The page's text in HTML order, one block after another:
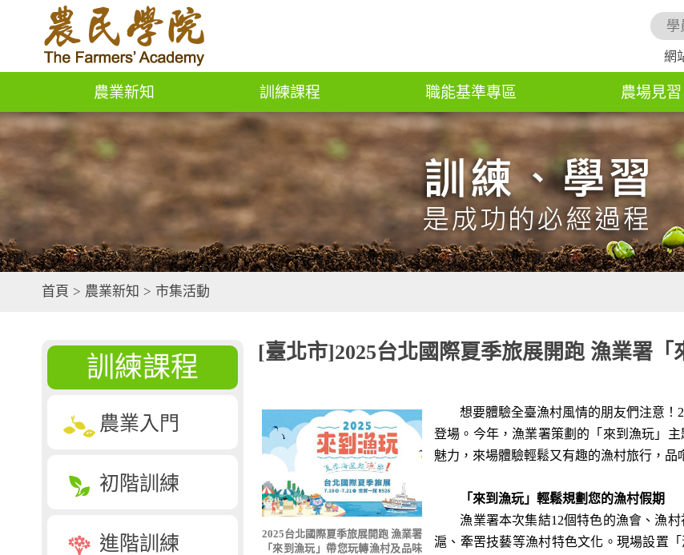
學
網
農業新知 訓練課程 職能基準專區 農場見習
首頁 > 農業新知 > 市集活動
訓練課程
農業入門
初階訓練
進階訓練
[臺北市]2025台北國際夏季旅展開跑 漁業署
2025台北國際夏季旅展開跑 漁業署
「來到漁玩」帶您玩轉漁村及品味
想要體驗全臺漁村風情的朋友們注意！
登場。今年，漁業署策劃的「來到漁玩」
魅力，來場體驗輕鬆又有趣的漁村旅行，品
「來到漁玩」輕鬆規劃您的漁村假期
漁業署本次集結12個特色的漁會、漁村
滬、牽罟技藝等漁村特色文化。現場設置